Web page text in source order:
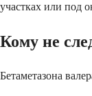
участках или под
Кому не
Бетаметазона